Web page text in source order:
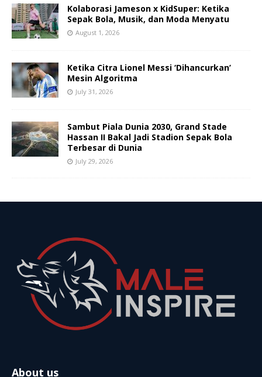
Kolaborasi Jameson x KidSuper: Ketika
Sepak Bola, Musik, dan Moda Menyatu
August 1, 2026
Ketika Citra Lionel Messi ‘Dihancurkan’
Mesin Algoritma
July 31, 2026
Sambut Piala Dunia 2030, Grand Stade
Hassan II Bakal Jadi Stadion Sepak Bola
Terbesar di Dunia
July 29, 2026
About us